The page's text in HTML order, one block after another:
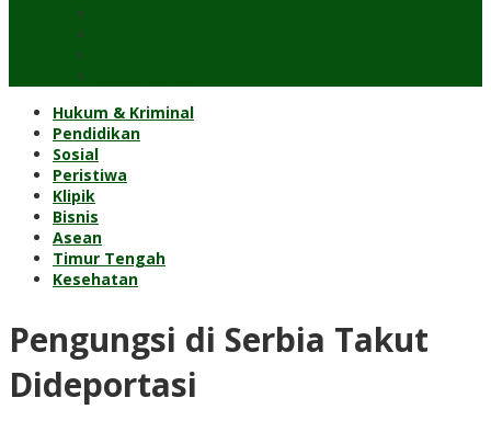
Hukum & Kriminal
Pendidikan
Sosial
Peristiwa
Klipik
Bisnis
Asean
Timur Tengah
Kesehatan
Pengungsi di Serbia Takut
Dideportasi